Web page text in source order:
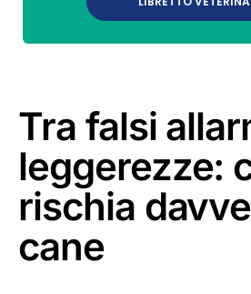
Tra falsi
leggerezze:
rischia
cane